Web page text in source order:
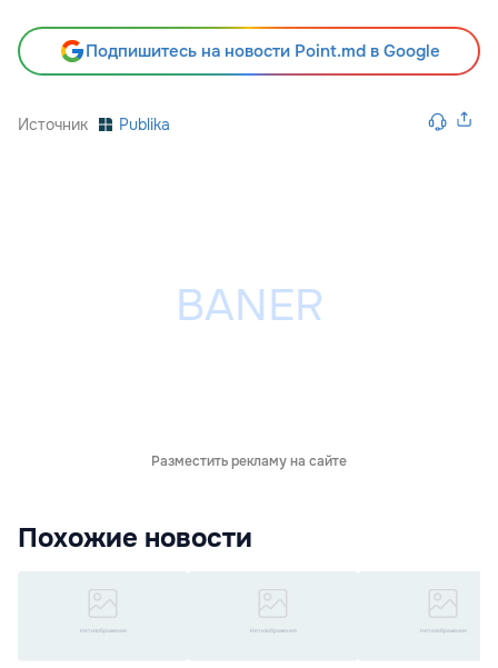
Подпишитесь на новости Point.md в Google
Источник Publika
Разместить рекламу на сайте
Похожие новости